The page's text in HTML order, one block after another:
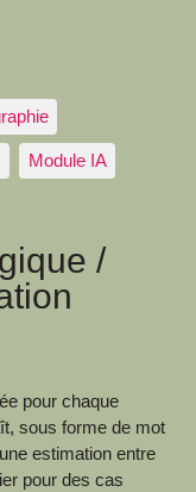
Module IA
/
pour chaque
sous forme de mot
estimation entre
pour des cas